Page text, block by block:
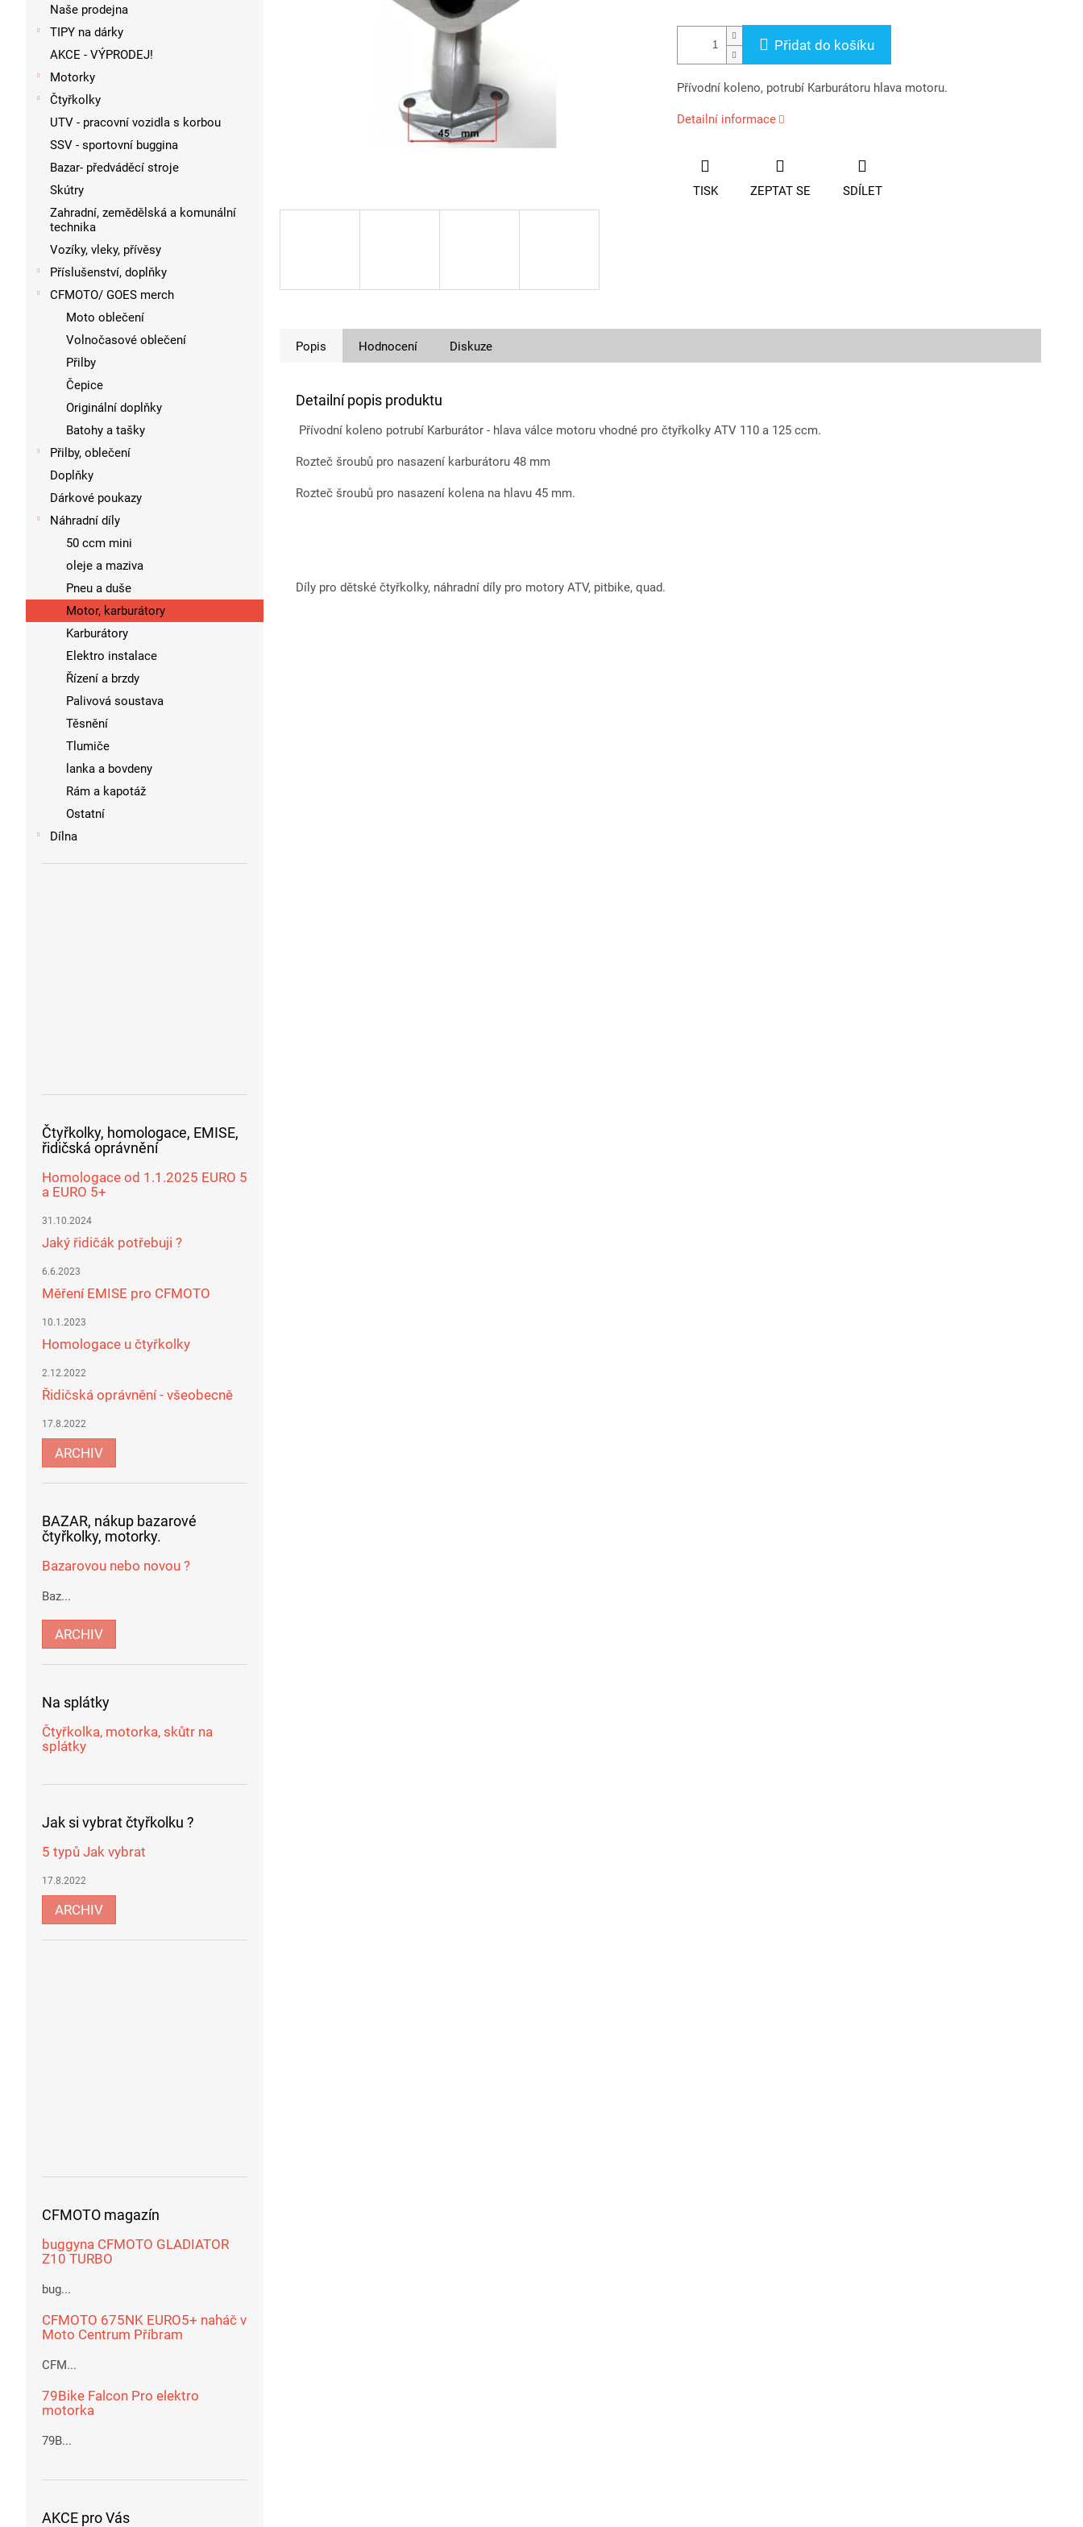
Naše prodejna
TIPY na dárky
AKCE - VÝPRODEJ!
Motorky
Čtyřkolky
UTV - pracovní vozidla s korbou
SSV - sportovní buggina
Bazar- předváděcí stroje
Skútry
Zahradní, zemědělská a komunální
technika
Vozíky, vleky, přívěsy
Příslušenství, doplňky
CFMOTO/ GOES merch
Moto oblečení
Volnočasové oblečení
Přilby
Čepice
Originální doplňky
Batohy a tašky
Přilby, oblečení
Doplňky
Dárkové poukazy
Náhradní díly
50 ccm mini
oleje a maziva
Pneu a duše
Motor, karburátory
Karburátory
Elektro instalace
Řízení a brzdy
Palivová soustava
Těsnění
Tlumiče
lanka a bovdeny
Rám a kapotáž
Ostatní
Dílna
Čtyřkolky, homologace, EMISE,
řidičská oprávnění
Homologace od 1.1.2025 EURO 5
a EURO 5+
31.10.2024
Jaký řidičák potřebuji ?
6.6.2023
Měření EMISE pro CFMOTO
10.1.2023
Homologace u čtyřkolky
2.12.2022
Řidičská oprávnění - všeobecně
17.8.2022
ARCHIV
BAZAR, nákup bazarové
čtyřkolky, motorky.
Bazarovou nebo novou ?
Baz...
ARCHIV
Na splátky
Čtyřkolka, motorka, skůtr na
splátky
Jak si vybrat čtyřkolku ?
5 typů Jak vybrat
17.8.2022
ARCHIV
CFMOTO magazín
buggyna CFMOTO GLADIATOR
Z10 TURBO
bug...
CFMOTO 675NK EURO5+ naháč v
Moto Centrum Příbram
CFM...
79Bike Falcon Pro elektro
motorka
79B...
AKCE pro Vás
Přidat do košíku
Přívodní koleno, potrubí Karburátoru hlava motoru.
Detailní informace
TISK ZEPTAT SE SDÍLET
Popis Hodnocení Diskuze
Detailní popis produktu
Přívodní koleno potrubí Karburátor - hlava válce motoru vhodné pro čtyřkolky ATV 110 a 125 ccm.
Rozteč šroubů pro nasazení karburátoru 48 mm
Rozteč šroubů pro nasazení kolena na hlavu 45 mm.
Díly pro dětské čtyřkolky, náhradní díly pro motory ATV, pitbike, quad.